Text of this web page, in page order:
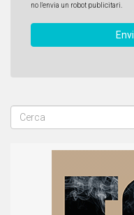
no l'envia un robot publicitari.